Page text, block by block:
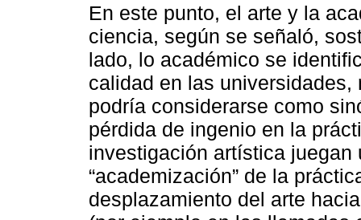
En este punto, el arte y la
ciencia, según se señaló,
lado, lo académico se
calidad en las
podría considerarse como
pérdida de ingenio en la
investigación artística
“academización” de la
desplazamiento del arte